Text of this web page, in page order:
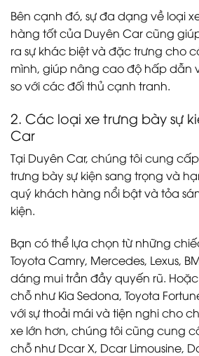
Bên cạnh đó, sự đa dạng về loại
hàng tốt của Duyên Car cũng
ra sự khác biệt và đặc trưng cho
mình, giúp nâng cao độ hấp dẫn
so với các đối thủ cạnh tranh.
2. Các loại xe trưng bày sự
Car
Tại Duyên Car, chúng tôi cung
trưng bày sự kiện sang trọng và
quý khách hàng nổi bật và tỏa
kiện.
Bạn có thể lựa chọn từ những
Toyota Camry, Mercedes, Lexus,
dáng mui trần đầy quyến rũ.
chỗ như Kia Sedona, Toyota
với sự thoải mái và tiện nghi cho
xe lớn hơn, chúng tôi cũng cung
chỗ như Dcar X, Dcar Limousine,